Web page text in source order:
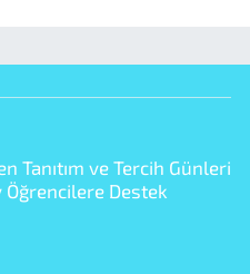
Tanıtım ve Tercih Günleri
Öğrencilere Destek